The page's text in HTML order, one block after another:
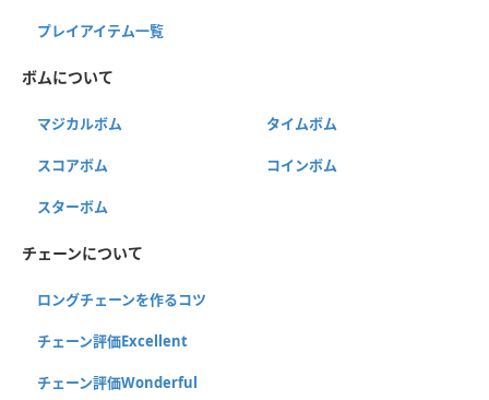
プレイアイテム一覧
ボムについて
マジカルボム タイムボム
スコアボム コインボム
スターボム
チェーンについて
ロングチェーンを作るコツ
チェーン評価Excellent
チェーン評価Wonderful